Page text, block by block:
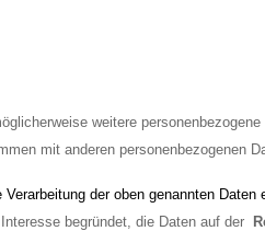
weitere
mit anderen personenbezogenen
der oben genannten Daten
begründet, die Daten auf der